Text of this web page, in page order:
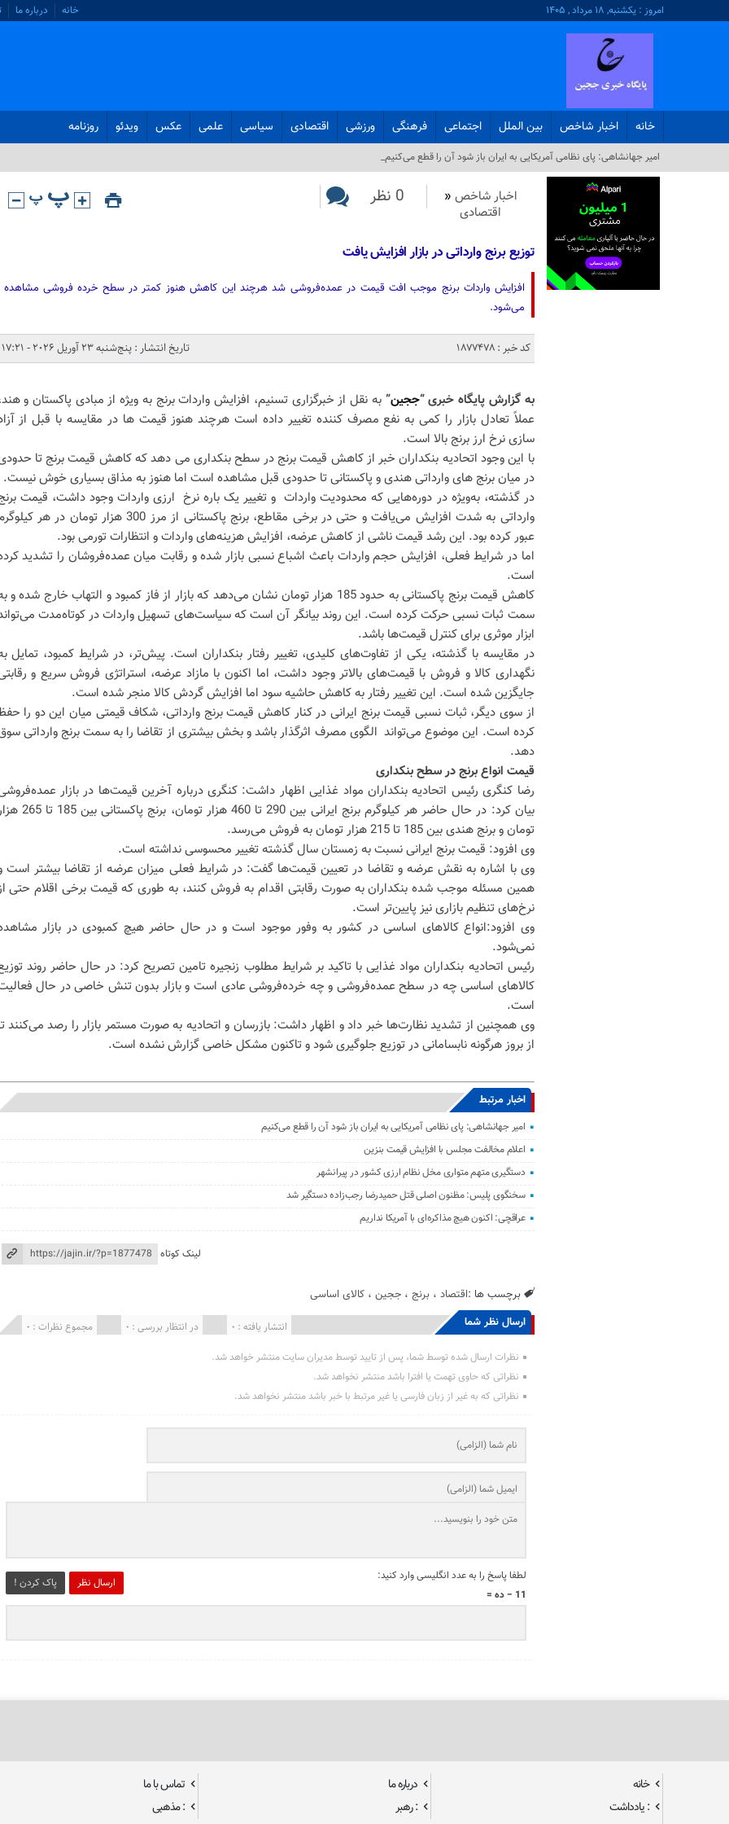
امروز : یکشنبه, ۱۸ مرداد , ۱۴۰۵ خانه درباره ما
خانه اخبار شاخص بین الملل اجتماعی فرهنگی ورزشی اقتصادی سیاسی علمی عکس ویدئو روزنامه
امیر جهانشاهی: پای نظامی آمریکایی به ایران باز شود آن را قطع می‌کنیم_
اخبار شاخص «
اقتصادی
0 نظر
توزیع برنج وارداتی در بازار افزایش یافت
افزایش واردات برنج موجب افت قیمت در عمده‌فروشی شد هرچند این کاهش هنوز کمتر در سطح خرده فروشی مشاهده
می‌شود.
کد خبر : 1877478 تاریخ انتشار : پنج‌شنبه 23 آوریل 2026 - 17:21
به گزارش پایگاه خبری “ججین”به نقل از خبرگزاری تسنیم، افزایش واردات برنج به ویژه از مبادی پاکستان و
عملاً تعادل بازار را کمی به نفع مصرف کننده تغییر داده است هرچند هنوز قیمت ها در مقایسه با قبل از
سازی نرخ ارز برنج بالا است.
با این وجود اتحادیه بنکداران خبر از کاهش قیمت برنج در سطح بنکداری می دهد که کاهش قیمت برنج تا
در میان برنج های وارداتی هندی و پاکستانی تا حدودی قبل مشاهده است اما هنوز به مذاق بسیاری خوش نیست.
در گذشته، به‌ویژه در دوره‌هایی که محدودیت واردات و تغییر یک باره نرخ ارزی واردات وجود داشت، قیمت
وارداتی به شدت افزایش می‌یافت و حتی در برخی مقاطع، برنج پاکستانی از مرز 300 هزار تومان در هر
عبور کرده بود. این رشد قیمت ناشی از کاهش عرضه، افزایش هزینه‌های واردات و انتظارات تورمی بود.
اما در شرایط فعلی، افزایش حجم واردات باعث اشباع نسبی بازار شده و رقابت میان عمده‌فروشان را تشدید
است.
کاهش قیمت برنج پاکستانی به حدود 185 هزار تومان نشان می‌دهد که بازار از فاز کمبود و التهاب خارج شده و
سمت ثبات نسبی حرکت کرده است. این روند بیانگر آن است که سیاست‌های تسهیل واردات در کوتاه‌مدت
ابزار موثری برای کنترل قیمت‌ها باشد.
در مقایسه با گذشته، یکی از تفاوت‌های کلیدی، تغییر رفتار بنکداران است. پیش‌تر، در شرایط کمبود، تمایل
نگهداری کالا و فروش با قیمت‌های بالاتر وجود داشت، اما اکنون با مازاد عرضه، استراتژی فروش سریع و
جایگزین شده است. این تغییر رفتار به کاهش حاشیه سود اما افزایش گردش کالا منجر شده است.
از سوی دیگر، ثبات نسبی قیمت برنج ایرانی در کنار کاهش قیمت برنج وارداتی، شکاف قیمتی میان این دو را
کرده است. این موضوع می‌تواند الگوی مصرف اثرگذار باشد و بخش بیشتری از تقاضا را به سمت برنج وارداتی
دهد.
قیمت انواع برنج در سطح بنکداری
رضا کنگری رئیس اتحادیه بنکداران مواد غذایی اظهار داشت: کنگری درباره آخرین قیمت‌ها در بازار
بیان کرد: در حال حاضر هر کیلوگرم برنج ایرانی بین 290 تا 460 هزار تومان،
تومان و برنج هندی بین 185 تا 215 هزار تومان به فروش می‌رسد.
وی افزود: قیمت برنج ایرانی نسبت به زمستان سال گذشته تغییر محسوسی نداشته است.
وی با اشاره به نقش عرضه و تقاضا در تعیین قیمت‌ها گفت: در شرایط فعلی میزان عرضه از تقاضا بیشتر است
همین مسئله موجب شده بنکداران به صورت رقابتی اقدام به فروش کنند، به طوری که قیمت برخی اقلام حتی
نرخ‌های تنظیم بازاری نیز پایین‌تر است.
وی افزود:انواع کالاهای اساسی در کشور به وفور موجود است و در حال حاضر هیچ کمبودی در بازار
نمی‌شود.
رئیس اتحادیه بنکداران مواد غذایی با تاکید بر شرایط مطلوب زنجیره تامین تصریح کرد: در حال حاضر روند
کالاهای اساسی چه در سطح عمده‌فروشی و چه خرده‌فروشی عادی است و بازار بدون تنش خاصی در حال
است.
وی همچنین از تشدید نظارت‌ها خبر داد و اظهار داشت: بازرسان و اتحادیه به صورت مستمر بازار را رصد می‌کنند
از بروز هرگونه نابسامانی در توزیع جلوگیری شود و تاکنون مشکل خاصی گزارش نشده است.
اخبار مرتبط
امیر جهانشاهی: پای نظامی آمریکایی به ایران باز شود آن را قطع می‌کنیم
اعلام مخالفت مجلس با افزایش قیمت بنزین
دستگیری متهم متواری مخل نظام ارزی کشور در پیرانشهر
سخنگوی پلیس: مظنون اصلی قتل حمیدرضا رجب‌زاده دستگیر شد
عراقچی: اکنون هیچ مذاکره‌ای با آمریکا نداریم
لینک کوتاه
برچسب ها :اقتصاد ، برنج ،ججین ،کالای اساسی
ارسال نظر شما مجموع نظرات : 0 در انتظار بررسی : 0 انتشار یافته : 0
نظرات ارسال شده توسط شما، پس از تایید توسط مدیران سایت منتشر خواهد شد.
نظراتی که حاوی تهمت یا افترا باشد منتشر نخواهد شد.
نظراتی که به غیر از زبان فارسی یا غیر مرتبط با خبر باشد منتشر نخواهد شد.
ارسال نظر پاک کردن !
لطفا پاسخ را به عدد انگلیسی وارد کنید:
11 − ده =
خانه درباره ما
تماس با ما
: یادداشت
: رهبر
: مذهبی